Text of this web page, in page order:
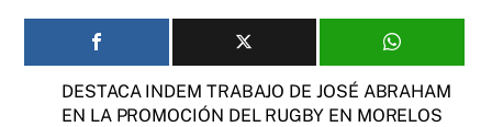
DESTACA INDEM TRABAJO DE JOSÉ ABRAHAM
EN LA PROMOCIÓN DEL RUGBY EN MORELOS